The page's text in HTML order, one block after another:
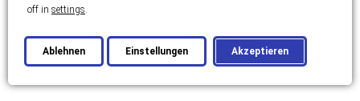
off in settings.
Akzeptieren
Ablehnen Einstellungen